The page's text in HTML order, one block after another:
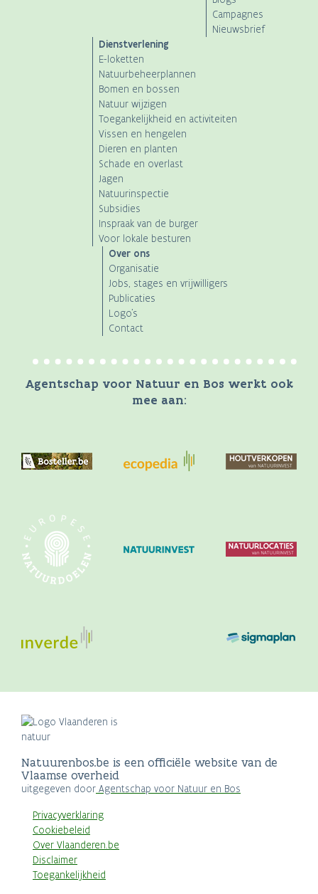
Campagnes
Nieuwsbrief
Dienstverlening
E-loketten
Natuurbeheerplannen
Bomen en bossen
Natuur wijzigen
Toegankelijkheid en activiteiten
Vissen en hengelen
Dieren en planten
Schade en overlast
Jagen
Natuurinspectie
Subsidies
Inspraak van de burger
Voor lokale besturen
Over ons
Organisatie
Jobs, stages en vrijwilligers
Publicaties
Logo's
Contact
Agentschap voor Natuur en Bos werkt ook
mee aan:
Natuurenbos.be is een officiële website van de
Vlaamse overheid
uitgegeven door Agentschap voor Natuur en Bos
Privacyverklaring
Cookiebeleid
Over Vlaanderen.be
Disclaimer
Toegankelijkheid